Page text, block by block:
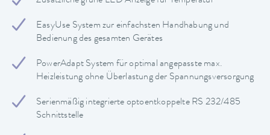
EasyUse System zur einfachsten Handhabung und
Bedienung des gesamten Gerätes
PowerAdapt System für optimal angepasste max.
Heizleistung ohne Überlastung der Spannungsversorgung
Serienmäßig integrierte optoentkoppelte RS 232/485
Schnittstelle